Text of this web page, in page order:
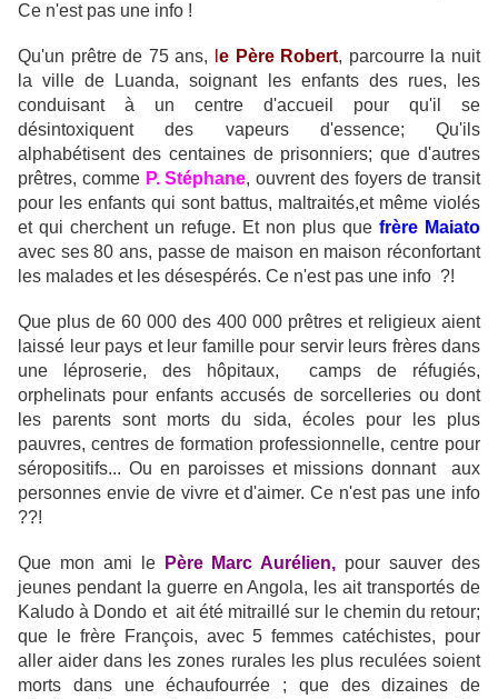
Ce n'est pas une info !
Qu'un prêtre de 75 ans, e Père Robert, parcourre la nuit
la ville de Luanda, soignant les enfants des rues, les
conduisant à un centre d'accueil pour qu'il se
désintoxiquent des vapeurs d'essence; Qu'ils
alphabétisent des centaines de prisonniers; que d'autres
prêtres, comme P. Stéphane, ouvrent des foyers de transit
pour les enfants qui sont battus, maltraités,et même violés
et qui cherchent un refuge. Et non plus que frère Maiato
avec ses 80 ans, passe de maison en maison réconfortant
les malades et les désespérés. Ce n'est pas une info ?!
Que plus de 60 000 des 400 000 prêtres et religieux aient
laissé leur pays et leur famille pour servir leurs frères dans
une léproserie, des hôpitaux, camps de réfugiés,
orphelinats pour enfants accusés de sorcelleries ou dont
les parents sont morts du sida, écoles pour les plus
pauvres, centres de formation professionnelle, centre pour
séropositifs... Ou en paroisses et missions donnant aux
personnes envie de vivre et d'aimer. Ce n'est pas une info
??!
Que mon ami le Père Marc Aurélien, pour sauver des
jeunes pendant la guerre en Angola, les ait transportés de
Kaludo à Dondo et ait été mitraillé sur le chemin du retour;
que le frère François, avec 5 femmes catéchistes, pour
aller aider dans les zones rurales les plus reculées soient
morts dans une échaufourrée ; que des dizaines de